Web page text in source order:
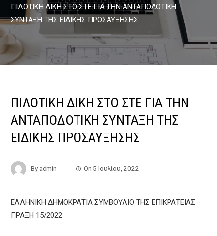
ΠΙΛΟΤΙΚΗ ΔΙΚΗ ΣΤΟ ΣΤΕ ΓΙΑ ΤΗΝ ΑΝΤΑΠΟΔΟΤΙΚΗ
ΣΥΝΤΑΞΗ ΤΗΣ ΕΙΔΙΚΗΣ ΠΡΟΣΑΥΞΗΣΗΣ
ΠΙΛΟΤΙΚΗ ΔΙΚΗ ΣΤΟ ΣΤΕ ΓΙΑ ΤΗΝ
ΑΝΤΑΠΟΔΟΤΙΚΗ ΣΥΝΤΑΞΗ ΤΗΣ
ΕΙΔΙΚΗΣ ΠΡΟΣΑΥΞΗΣΗΣ
By admin On 5 Ιουλίου, 2022
ΕΛΛΗΝΙΚΗ ΔΗΜΟΚΡΑΤΙΑ ΣΥΜΒΟΥΛΙΟ ΤΗΣ ΕΠΙΚΡΑΤΕΙΑΣ
ΠΡΑΞΗ 15/2022